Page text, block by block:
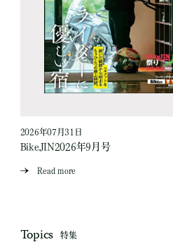
2026年07月31日
BikeJIN2026年9月号
Read more
Topics 特集